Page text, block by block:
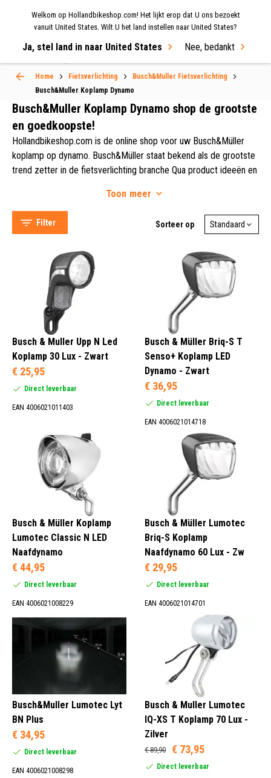
Welkom op Hollandbikeshop.com! Het lijkt erop dat U ons bezoekt
vanuit United States. Wilt U het land instellen naar United States?
Ja, stel land in naar United States Nee, bedankt
Home Fietsverlichting
Busch&Muller Fietsverlichting
Busch&Muller Koplamp Dynamo
Busch&Muller Koplamp Dynamo
Koplamp (33)
Dynamo (2)
Naafdynamo (31)
Lamphaak (5)
Voorvork (28)
Zilver (3)
Zwart (30)
Busch&Muller Koplamp Dynamo shop de grootste
en goedkoopste!
Hollandbikeshop.com is de online shop voor uw Busch&Müller
koplamp op dynamo. Busch&Müller staat bekend als de grootste
trend zetter in de fietsverlichting branche Qua product ideeën en
ingericht laboratorium waar men het gehele jaar door bezig is
met het vernieuwen en verbeteren van Busch&Müller koplampen
op dynamo. Busch&Müller heeft een heel compleet assortiment
producten van Busch&Müller worden gemaakt in Duitsland!!
Hollandbikeshop.com heeft het grootste en goedkoopste
assortimentfietsverlichting
, en dus ook Busch&Müller koplampen
op dynamo.
Toon meer
Filter Sorteer op
Busch & Muller Upp N Led
Koplamp 30 Lux - Zwart
€ 25,95
Direct leverbaar
EAN 4006021011403
Busch & Müller Briq-S T
Senso+ Koplamp LED
Dynamo - Zwart
€ 36,95
Direct leverbaar
EAN 4006021014718
Busch & Müller Koplamp
Lumotec Classic N LED
Naafdynamo
€ 44,95
Direct leverbaar
EAN 4006021008229
Busch & Müller Lumotec
Briq-S Koplamp
Naafdynamo 60 Lux - Zw
€ 29,95
Direct leverbaar
EAN 4006021014701
Busch&Muller Lumotec Lyt
BN Plus
€ 34,95
Direct leverbaar
EAN 4006021008298
Busch & Muller Lumotec
IQ-XS T Koplamp 70 Lux -
Zilver
€ 89,90 € 73,95
Direct leverbaar